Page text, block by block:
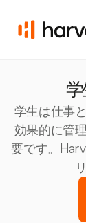
学
学生は仕事
効果的に管
要です。